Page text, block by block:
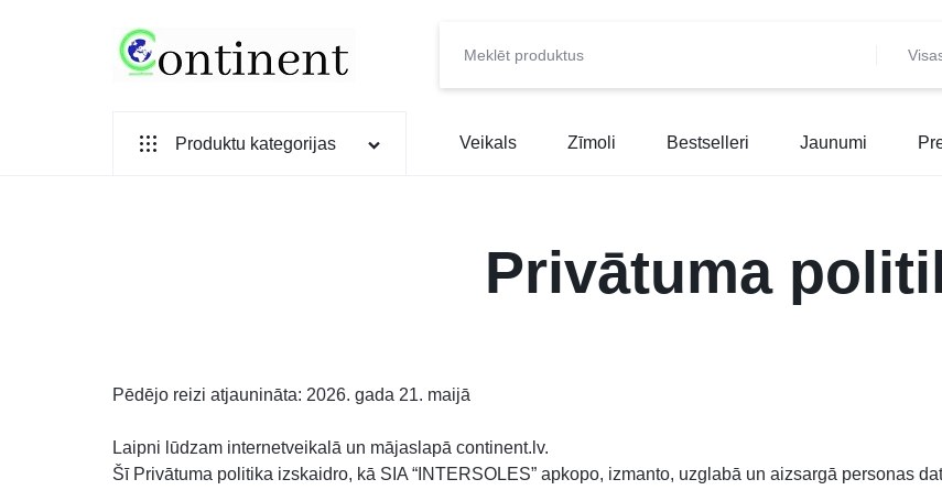
PREČUProduktu kategorijas
SKAISTUMAM UN VESELĪBAI
Veikals Zīmoli Bestselleri Jaunumi
Privātuma
Pēdējo reizi atjaunināta: 2026. gada 21. maijā
Laipni lūdzam internetveikalā un mājaslapā continent.lv.
Šī Privātuma politika izskaidro, kā SIA “INTERSOLES” apkopo, izmanto, uzglabā un aizsargā personas